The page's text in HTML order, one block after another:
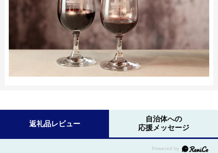
返礼品レビュー
自治体への
応援メッセージ